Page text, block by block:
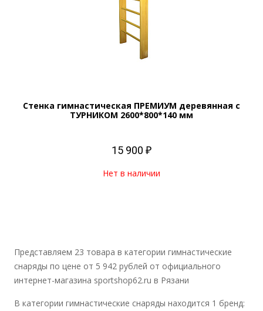
Стенка гимнастическая ПРЕМИУМ деревянная с
ТУРНИКОМ 2600*800*140 мм
15 900 ₽
Нет в наличии
Представляем 23 товара в категории гимнастические
снаряды по цене от 5 942 рублей от официального
интернет-магазина sportshop62.ru в Рязани
В категории гимнастические снаряды находится 1 бренд: